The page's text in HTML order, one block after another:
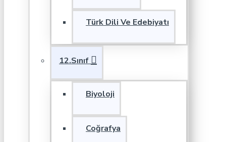
Türk Dili Ve Edebiyatı
12.Sınıf
Biyoloji
Coğrafya